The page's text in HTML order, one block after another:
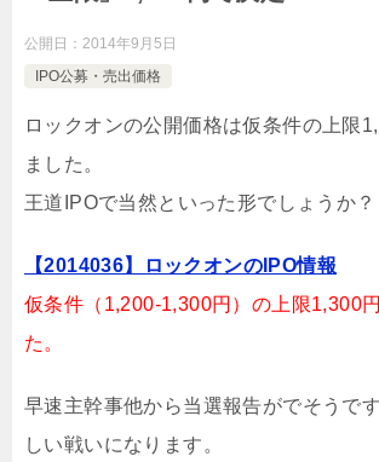
公開日： 2014年9月5日
IPO公募・売出価格
ロックオンの公開価格は仮条件の上限
ました。
王道IPOで当然といった形でしょうか？
【2014036】ロックオンのIPO情報
仮条件（1,200-1,300円）の上限1,300
た。
早速主幹事他から当選報告がでそうで
しい戦いになります。